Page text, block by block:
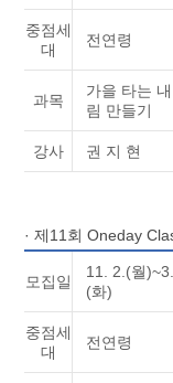
중점세
대
전연령
과목
가을 타는
림 만들기
강사 권 지 현
· 제11회 Oneday
모집일
11. 2.(월)~3.
(화)
중점세
대
전연령